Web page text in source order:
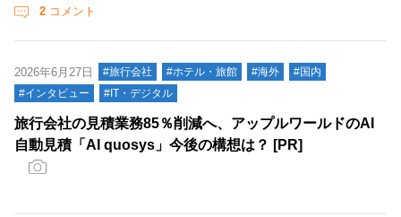
2 コメント
2026年6月27日 #旅行会社 #ホテル・旅館 #海外
#国内
#インタビュー
#IT・デジタル
旅行会社の見積業務85％削減へ、アップルワールドのAI
自動見積「AI quosys」今後の構想は？ [PR]